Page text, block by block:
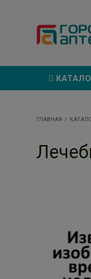
ГЛАВНАЯ